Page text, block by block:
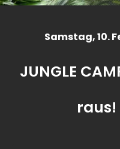
Samstag, 10.
JUNGLE
raus!